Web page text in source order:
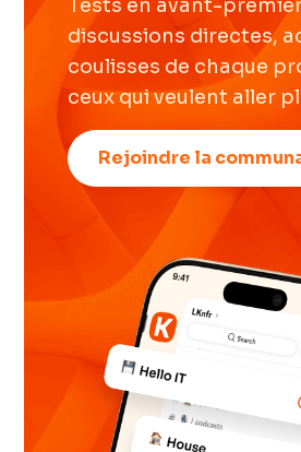
Tests en avant-
discussions directes,
coulisses de chaque
ceux qui veulent aller
Rejoindre la